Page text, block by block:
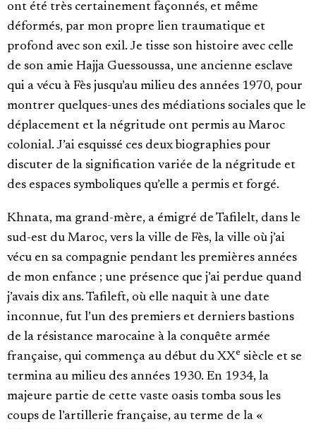
ont été très certainement façonnés, et même
déformés, par mon propre lien traumatique et
profond avec son exil. Je tisse son histoire avec celle
de son amie Hajja Guessoussa, une ancienne esclave
qui a vécu à Fès jusqu’au milieu des années 1970, pour
montrer quelques-unes des médiations sociales que le
déplacement et la négritude ont permis au Maroc
colonial. J’ai esquissé ces deux biographies pour
discuter de la signification variée de la négritude et
des espaces symboliques qu’elle a permis et forgé.
Khnata, ma grand-mère, a émigré de Tafilelt, dans le
sud-est du Maroc, vers la ville de Fès, la ville où j’ai
vécu en sa compagnie pendant les premières années
de mon enfance ; une présence que j’ai perdue quand
j’avais dix ans. Tafileft, où elle naquit à une date
inconnue, fut l’un des premiers et derniers bastions
de la résistance marocaine à la conquête armée
française, qui commença au début du XXe siècle et se
termina au milieu des années 1930. En 1934, la
majeure partie de cette vaste oasis tomba sous les
coups de l’artillerie française, au terme de la «